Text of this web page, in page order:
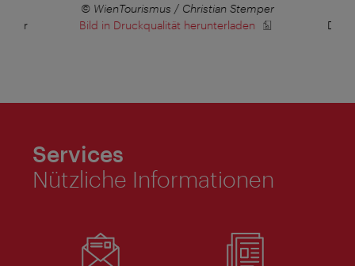
© WienTourismus / Christian Stemper
Bild in Druckqualität herunterladen
Services
Nützliche Informationen